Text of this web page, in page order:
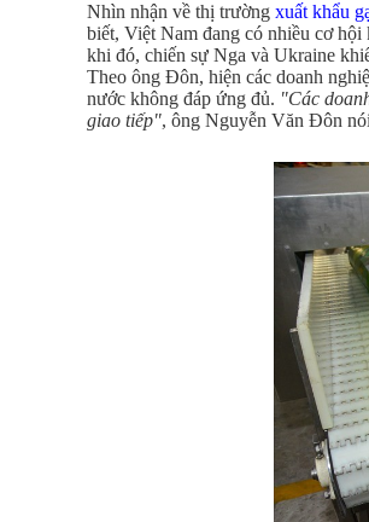
Nhìn nhận về thị trường xuất khẩu
biết, Việt Nam đang có nhiều cơ
khi đó, chiến sự Nga và Ukraine
Theo ông Đôn, hiện các doanh
nước không đáp ứng đủ. "Các
giao tiếp", ông Nguyễn Văn Đôn